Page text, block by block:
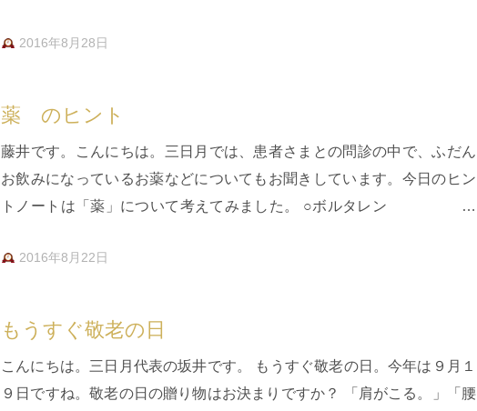
2016年8月28日
薬 のヒント
藤井です。こんにちは。三日月では、患者さまとの問診の中で、ふだん
お飲みになっているお薬などについてもお聞きしています。今日のヒン
トノートは「薬」について考えてみました。 ○ボルタレン
2016年8月22日
もうすぐ敬老の日
こんにちは。三日月代表の坂井です。 もうすぐ敬老の日。今年は９月１
９日ですね。敬老の日の贈り物はお決まりですか？ 「肩がこる。」「腰